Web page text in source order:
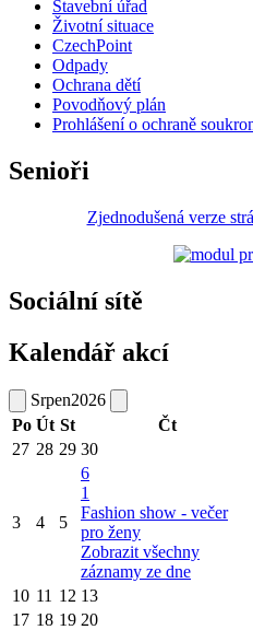
Stavební úřad
Životní situace
CzechPoint
Odpady
Ochrana dětí
Povodňový plán
Prohlášení o ochraně
Senioři
Zjednodušená verze
Sociální sítě
Kalendář akcí
Srpen2026
Po Út St Čt
27 28 29 30
3 4 5
6
1
Fashion show - večer
pro ženy
Zobrazit všechny
záznamy ze dne
10 11 12 13
17 18 19 20